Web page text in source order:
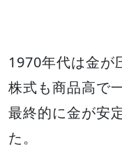
1970年代は金が
株式も商品高で
最終的に金が安
た。